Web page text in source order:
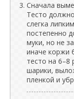
Сначала
Тесто
слегка
постепенно
муки, но не
иначе коржи
тесто на 6–8
шарики,
пленкой и